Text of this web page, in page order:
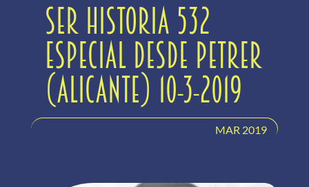
Ser Historia 532
Especial desde Petrer
(Alicante) 10-3-2019
MAR 2019